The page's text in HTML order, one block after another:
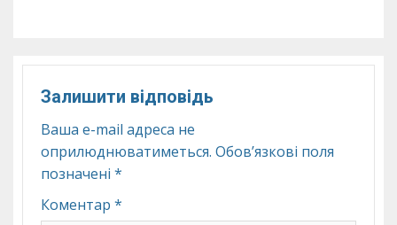
Залишити відповідь
Ваша e-mail адреса не
оприлюднюватиметься. Обов’язкові поля
позначені *
Коментар *